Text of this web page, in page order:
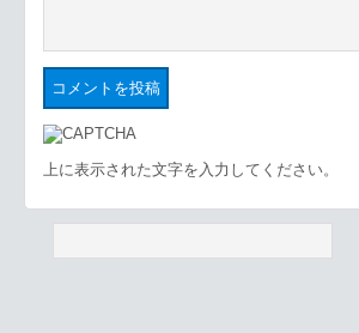
上に表示された文字を入力してください。